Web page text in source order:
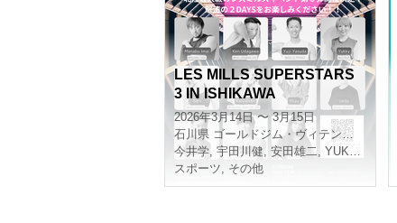
LES MILLS SUPERSTARS
3 IN ISHIKAWA
2026年3月14日 〜 3月15日
石川県 ゴールドジム・ヴィテンののいち
今井学, 宇田川健, 安田雄二, YUKKY
スポーツ, その他